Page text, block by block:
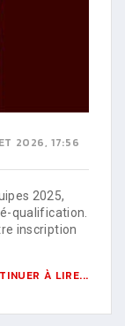
2026, 17:56
2025,
qualification.
inscription
À LIRE...